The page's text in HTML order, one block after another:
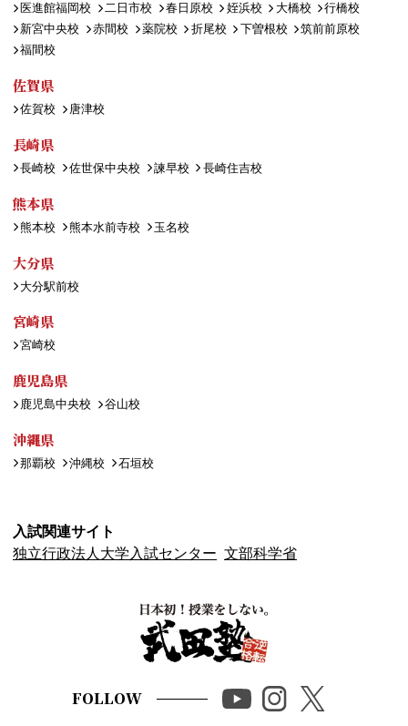
医進館福岡校
二日市校 春日原校 姪浜校 大橋校
行橋校
新宮中央校
赤間校 薬院校 折尾校 下曽根校
筑前前原校
福間校
佐賀県
佐賀校 唐津校
長崎県
長崎校 佐世保中央校 諫早校 長崎住吉校
熊本県
熊本校 熊本水前寺校 玉名校
大分県
大分駅前校
宮崎県
宮崎校
鹿児島県
鹿児島中央校 谷山校
沖縄県
那覇校 沖縄校 石垣校
入試関連サイト
独立行政法人大学入試センター 文部科学省
FOLLOW